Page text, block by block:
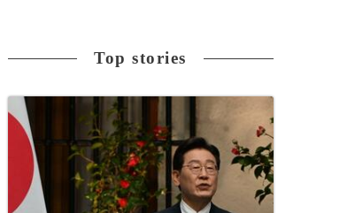
Top stories